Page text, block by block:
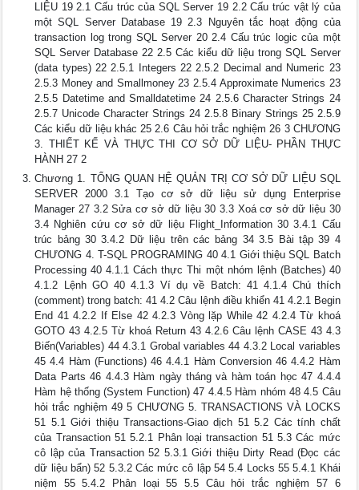
LIỆU 19 2.1 Cấu trúc của SQL Server 19 2.2 Cấu trúc vật lý của
một SQL Server Database 19 2.3 Nguyên tắc hoạt động của
transaction log trong SQL Server 20 2.4 Cấu trúc logic của một
SQL Server Database 22 2.5 Các kiểu dữ liệu trong SQL Server
(data types) 22 2.5.1 Integers 22 2.5.2 Decimal and Numeric 23
2.5.3 Money and Smallmoney 23 2.5.4 Approximate Numerics 23
2.5.5 Datetime and Smalldatetime 24 2.5.6 Character Strings 24
2.5.7 Unicode Character Strings 24 2.5.8 Binary Strings 25 2.5.9
Các kiểu dữ liệu khác 25 2.6 Câu hỏi trắc nghiệm 26 3 CHƯƠNG
3. THIẾT KẾ VÀ THỰC THI CƠ SỞ DỮ LIỆU- PHẦN THỰC
HÀNH 27 2
Chương 1. TỔNG QUAN HỆ QUẢN TRỊ CƠ SỞ DỮ LIỆU SQL
SERVER 2000 3.1 Tạo cơ sở dữ liệu sử dụng Enterprise
Manager 27 3.2 Sửa cơ sở dữ liệu 30 3.3 Xoá cơ sở dữ liệu 30
3.4 Nghiên cứu cơ sở dữ liệu Flight_Information 30 3.4.1 Cấu
trúc bảng 30 3.4.2 Dữ liệu trên các bảng 34 3.5 Bài tập 39 4
CHƯƠNG 4. T-SQL PROGRAMING 40 4.1 Giới thiệu SQL Batch
Processing 40 4.1.1 Cách thực Thi một nhóm lệnh (Batches) 40
4.1.2 Lệnh GO 40 4.1.3 Ví dụ về Batch: 41 4.1.4 Chú thích
(comment) trong batch: 41 4.2 Câu lệnh điều khiển 41 4.2.1 Begin
End 41 4.2.2 If Else 42 4.2.3 Vòng lặp While 42 4.2.4 Từ khoá
GOTO 43 4.2.5 Từ khoá Return 43 4.2.6 Câu lệnh CASE 43 4.3
Biến(Variables) 44 4.3.1 Grobal variables 44 4.3.2 Local variables
45 4.4 Hàm (Functions) 46 4.4.1 Hàm Conversion 46 4.4.2 Hàm
Data Parts 46 4.4.3 Hàm ngày tháng và hàm toán học 47 4.4.4
Hàm hệ thống (System Function) 47 4.4.5 Hàm nhóm 48 4.5 Câu
hỏi trắc nghiệm 49 5 CHƯƠNG 5. TRANSACTIONS VÀ LOCKS
51 5.1 Giới thiệu Transactions-Giao dịch 51 5.2 Các tính chất
của Transaction 51 5.2.1 Phân loại transaction 51 5.3 Các mức
cô lập của Transaction 52 5.3.1 Giới thiệu Dirty Read (Đọc các
dữ liệu bẩn) 52 5.3.2 Các mức cô lập 54 5.4 Locks 55 5.4.1 Khái
niệm 55 5.4.2 Phân loại 55 5.5 Câu hỏi trắc nghiệm 57 6